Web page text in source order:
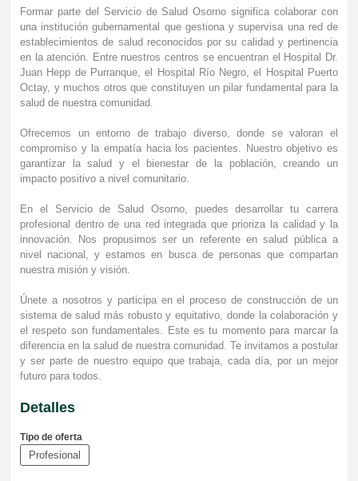
Formar parte del Servicio de Salud Osorno significa colaborar con
una institución gubernamental que gestiona y supervisa una red de
establecimientos de salud reconocidos por su calidad y pertinencia
en la atención. Entre nuestros centros se encuentran el Hospital Dr.
Juan Hepp de Purranque, el Hospital Río Negro, el Hospital Puerto
Octay, y muchos otros que constituyen un pilar fundamental para la
salud de nuestra comunidad.
Ofrecemos un entorno de trabajo diverso, donde se valoran el
compromiso y la empatía hacia los pacientes. Nuestro objetivo es
garantizar la salud y el bienestar de la población, creando un
impacto positivo a nivel comunitario.
En el Servicio de Salud Osorno, puedes desarrollar tu carrera
profesional dentro de una red integrada que prioriza la calidad y la
innovación. Nos propusimos ser un referente en salud pública a
nivel nacional, y estamos en busca de personas que compartan
nuestra misión y visión.
Únete a nosotros y participa en el proceso de construcción de un
sistema de salud más robusto y equitativo, donde la colaboración y
el respeto son fundamentales. Este es tu momento para marcar la
diferencia en la salud de nuestra comunidad. Te invitamos a postular
y ser parte de nuestro equipo que trabaja, cada día, por un mejor
futuro para todos.
Detalles
Tipo de oferta
Profesional